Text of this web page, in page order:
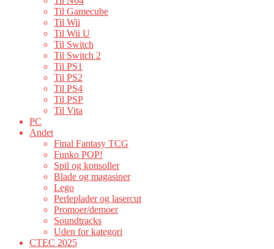
Til Gamecube
Til Wii
Til Wii U
Til Switch
Til Switch 2
Til PS1
Til PS2
Til PS4
Til PSP
Til Vita
PC
Andet
Final Fantasy TCG
Funko POP!
Spil og konsoller
Blade og magasiner
Lego
Perleplader og lasercut
Promoer/demoer
Soundtracks
Uden for kategori
CTEC 2025